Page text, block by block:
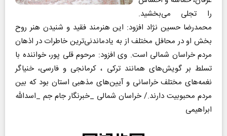
را تجلی می‌بخشید.
محمدرضا حسین نژاد افزود: این هنرمند فقید و شنیدن هنر روح
بخش او در محافل مختلف از به یادماندنی‌ترین خاطرات در اذهان
مردم خراسان شمالی است. وی افزود: مرحوم قلی پور، خواننده با
تسلط بر گویش‌های همانند ترکی ، کرمانجی و فارسی، خنیاگر
نغمه‌های مختلف خراسانی و آیین‌های مذهبی استان بود که بین
مردم محبوبیت دارند./ خراسان شمالی _خبرنگار جام جم _اسدالله
ابراهیمی